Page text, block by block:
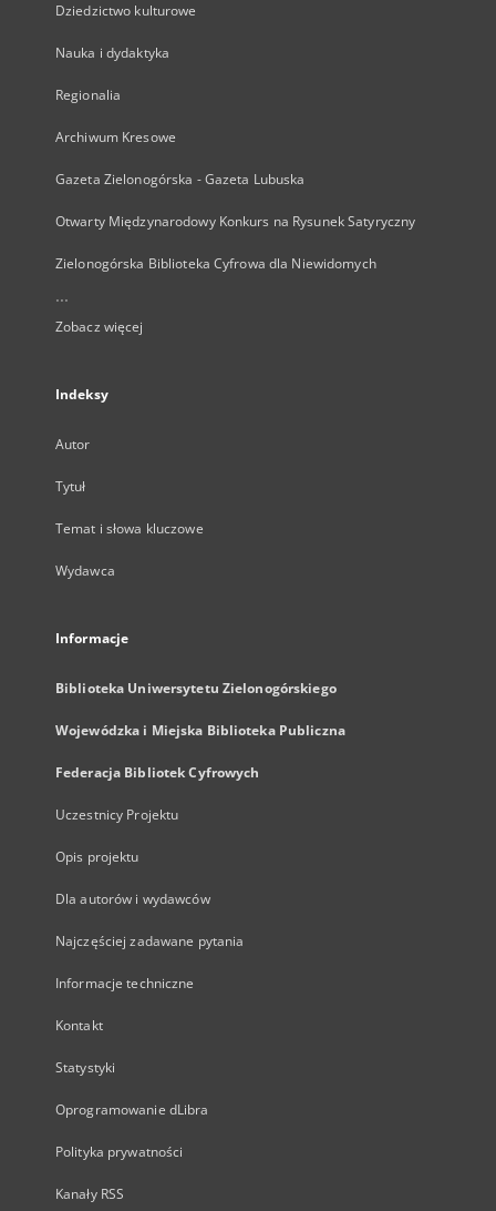
Dziedzictwo kulturowe
Nauka i dydaktyka
Regionalia
Archiwum Kresowe
Gazeta Zielonogórska - Gazeta Lubuska
Otwarty Międzynarodowy Konkurs na Rysunek Satyryczny
Zielonogórska Biblioteka Cyfrowa dla Niewidomych
...
Zobacz więcej
Indeksy
Autor
Tytuł
Temat i słowa kluczowe
Wydawca
Informacje
Biblioteka Uniwersytetu Zielonogórskiego
Wojewódzka i Miejska Biblioteka Publiczna
Federacja Bibliotek Cyfrowych
Uczestnicy Projektu
Opis projektu
Dla autorów i wydawców
Najczęściej zadawane pytania
Informacje techniczne
Kontakt
Statystyki
Oprogramowanie dLibra
Polityka prywatności
Kanały RSS